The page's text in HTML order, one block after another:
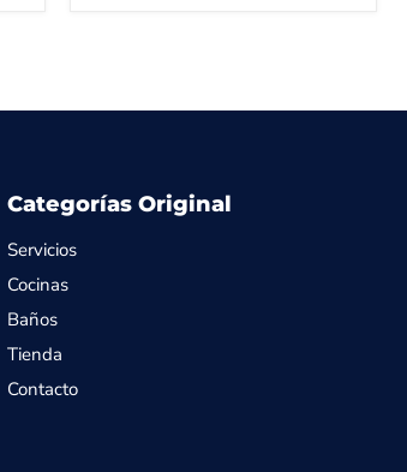
Categorías Original
Servicios
Cocinas
Baños
Tienda
Contacto